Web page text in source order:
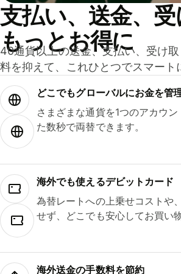
支払い、送金、
もっとお得に
40通貨以上の送金、支払い、受け
料を抑えて、これひとつでスマート
どこでもグ⁠ロ⁠ー⁠バ⁠ルにお金を管
さまざまな通貨を1つのアカウ
た数秒で両替できます。
海外でも使えるデビットカード
為替レートへの上乗せコストや
せず、どこでも安心してお買い
海外送金の手数料を節約